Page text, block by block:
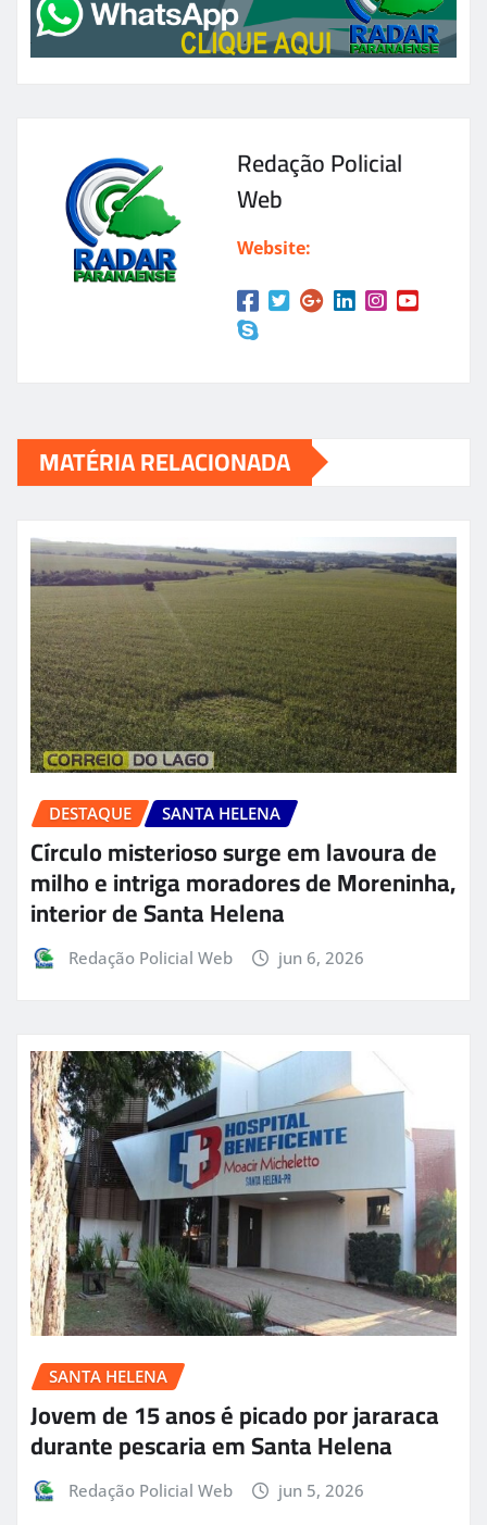
Redação Policial
Web
Website:
MATÉRIA RELACIONADA
DESTAQUE SANTA HELENA
Círculo misterioso surge em lavoura de
milho e intriga moradores de Moreninha,
interior de Santa Helena
Redação Policial Web jun 6, 2026
SANTA HELENA
Jovem de 15 anos é picado por jararaca
durante pescaria em Santa Helena
Redação Policial Web jun 5, 2026